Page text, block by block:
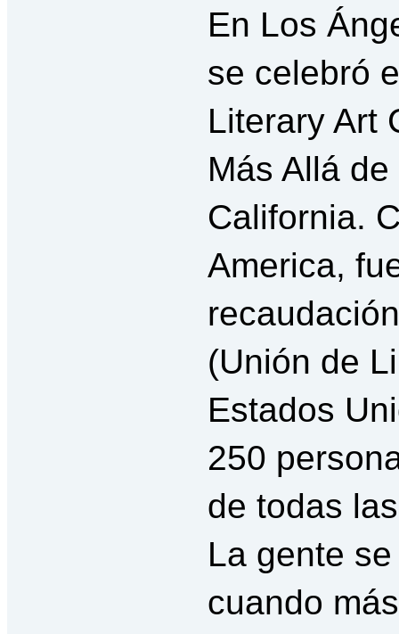
En Los
se celebró
Literary Art
Más Allá
California.
America,
(Unión de
Estados
250
de todas
La gente
cuando